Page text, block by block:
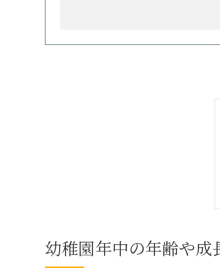
幼稚園年中の年齢や成